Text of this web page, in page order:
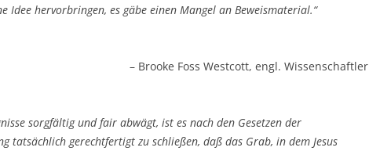
Idee hervorbringen, es gäbe einen Mangel an Beweismaterial.“
– Brooke Foss Westcott, engl. Wissenschaftler
sorgfältig und fair abwägt, ist es nach den Gesetzen der
tatsächlich gerechtfertigt zu schließen, daß das Grab, in dem Jesus